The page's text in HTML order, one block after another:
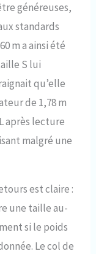
généreuses,
standards
m a ainsi été
S lui
qu’elle
de 1,78 m
après lecture
malgré une
est claire :
une taille au-
si le poids
Le col de